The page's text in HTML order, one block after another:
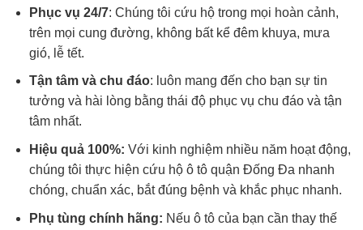
Phục vụ 24/7: Chúng tôi cứu hộ trong mọi hoàn cảnh,
trên mọi cung đường, không bất kể đêm khuya, mưa
gió, lễ tết.
Tận tâm và chu đáo: luôn mang đến cho bạn sự tin
tưởng và hài lòng bằng thái độ phục vụ chu đáo và tận
tâm nhất.
Hiệu quả 100%: Với kinh nghiệm nhiều năm hoạt động,
chúng tôi thực hiện cứu hộ ô tô quận Đống Đa nhanh
chóng, chuẩn xác, bắt đúng bệnh và khắc phục nhanh.
Phụ tùng chính hãng: Nếu ô tô của bạn cần thay thế